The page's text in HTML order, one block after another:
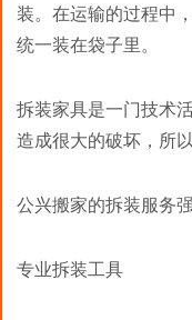
装。在运输的过程中
统一装在袋子里。
拆装家具是一门技术
造成很大的破坏，所
公兴搬家的拆装服务
专业拆装工具